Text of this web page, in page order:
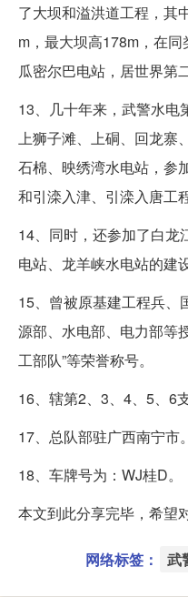
了大坝和溢洪道工程，其
m，最大坝高178m，在
瓜密尔巴电站，居世界第
13、几十年来，武警水电
上狮子滩、上硐、回龙寨
石棉、映绣湾水电站，参
和引滦入津、引滦入唐工
14、同时，还参加了白龙
电站、龙羊峡水电站的建
15、曾被原基建工程兵、
源部、水电部、电力部等
工部队”等荣誉称号。
16、辖第2、3、4、5、6支
17、总队部驻广西南宁市。
18、车牌号为：WJ桂D。
本文到此分享完毕，希望
网络标签： 武